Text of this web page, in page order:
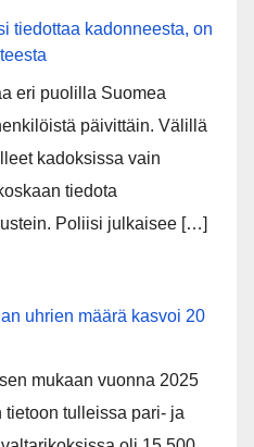
tiedottaa kadonneesta, on
eri puolilla Suomea
päivittäin. Välillä
kadoksissa vain
tiedota
Poliisi julkaisee […]
uhrien määrä kasvoi 20
mukaan vuonna 2025
tietoon tulleissa pari- ja